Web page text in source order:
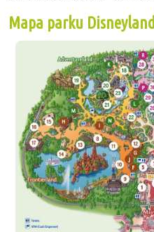
Mapa parku Disneyland